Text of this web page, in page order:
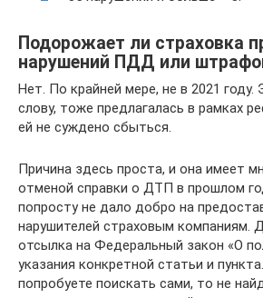
Подорожает ли страховка
нарушений ПДД или
Нет. По крайней мере, не в 2021 году.
слову, тоже предлагалась в рамках
ей не суждено сбыться.
Причина здесь проста, и она имеет
отменой справки о ДТП в прошлом
попросту не дало добро на
нарушителей страховым компаниям.
отсылка на Федеральный закон «О
указания конкретной статьи и
попробуете поискать сами, то не